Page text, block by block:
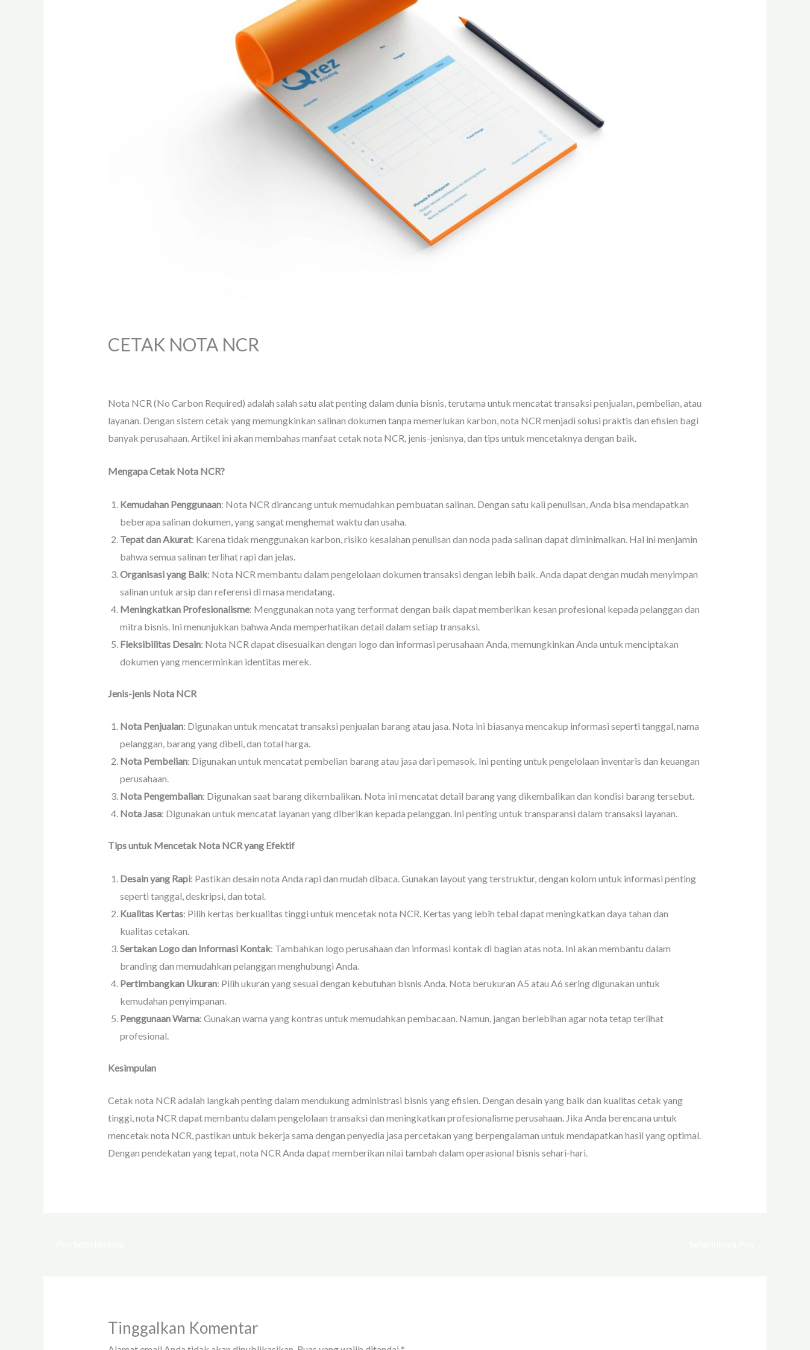
CETAK NOTA NCR
Nota NCR (No Carbon Required) adalah salah satu alat penting dalam dunia bisnis, terutama untuk mencatat transaksi penjualan, pembelian, atau
layanan. Dengan sistem cetak yang memungkinkan salinan dokumen tanpa memerlukan karbon, nota NCR menjadi solusi praktis dan efisien bagi
banyak perusahaan. Artikel ini akan membahas manfaat cetak nota NCR, jenis-jenisnya, dan tips untuk mencetaknya dengan baik.
Mengapa Cetak Nota NCR?
Kemudahan Penggunaan: Nota NCR dirancang untuk memudahkan pembuatan salinan. Dengan satu kali penulisan, Anda bisa mendapatkan
beberapa salinan dokumen, yang sangat menghemat waktu dan usaha.
Tepat dan Akurat: Karena tidak menggunakan karbon, risiko kesalahan penulisan dan noda pada salinan dapat diminimalkan. Hal ini menjamin
bahwa semua salinan terlihat rapi dan jelas.
Organisasi yang Baik: Nota NCR membantu dalam pengelolaan dokumen transaksi dengan lebih baik. Anda dapat dengan mudah menyimpan
salinan untuk arsip dan referensi di masa mendatang.
Meningkatkan Profesionalisme: Menggunakan nota yang terformat dengan baik dapat memberikan kesan profesional kepada pelanggan dan
mitra bisnis. Ini menunjukkan bahwa Anda memperhatikan detail dalam setiap transaksi.
Fleksibilitas Desain: Nota NCR dapat disesuaikan dengan logo dan informasi perusahaan Anda, memungkinkan Anda untuk menciptakan
dokumen yang mencerminkan identitas merek.
Jenis-jenis Nota NCR
Nota Penjualan: Digunakan untuk mencatat transaksi penjualan barang atau jasa. Nota ini biasanya mencakup informasi seperti tanggal, nama
pelanggan, barang yang dibeli, dan total harga.
Nota Pembelian: Digunakan untuk mencatat pembelian barang atau jasa dari pemasok. Ini penting untuk pengelolaan inventaris dan keuangan
perusahaan.
Nota Pengembalian: Digunakan saat barang dikembalikan. Nota ini mencatat detail barang yang dikembalikan dan kondisi barang tersebut.
Nota Jasa: Digunakan untuk mencatat layanan yang diberikan kepada pelanggan. Ini penting untuk transparansi dalam transaksi layanan.
Tips untuk Mencetak Nota NCR yang Efektif
Desain yang Rapi: Pastikan desain nota Anda rapi dan mudah dibaca. Gunakan layout yang terstruktur, dengan kolom untuk informasi penting
seperti tanggal, deskripsi, dan total.
Kualitas Kertas: Pilih kertas berkualitas tinggi untuk mencetak nota NCR. Kertas yang lebih tebal dapat meningkatkan daya tahan dan
kualitas cetakan.
Sertakan Logo dan Informasi Kontak: Tambahkan logo perusahaan dan informasi kontak di bagian atas nota. Ini akan membantu dalam
branding dan memudahkan pelanggan menghubungi Anda.
Pertimbangkan Ukuran: Pilih ukuran yang sesuai dengan kebutuhan bisnis Anda. Nota berukuran A5 atau A6 sering digunakan untuk
kemudahan penyimpanan.
Penggunaan Warna: Gunakan warna yang kontras untuk memudahkan pembacaan. Namun, jangan berlebihan agar nota tetap terlihat
profesional.
Kesimpulan
Cetak nota NCR adalah langkah penting dalam mendukung administrasi bisnis yang efisien. Dengan desain yang baik dan kualitas cetak yang
tinggi, nota NCR dapat membantu dalam pengelolaan transaksi dan meningkatkan profesionalisme perusahaan. Jika Anda berencana untuk
mencetak nota NCR, pastikan untuk bekerja sama dengan penyedia jasa percetakan yang berpengalaman untuk mendapatkan hasil yang optimal.
Dengan pendekatan yang tepat, nota NCR Anda dapat memberikan nilai tambah dalam operasional bisnis sehari-hari.
Tinggalkan Komentar